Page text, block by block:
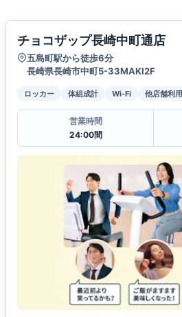
チョコザップ長崎中町通店
五島町駅から徒歩6分
長崎県長崎市中町5-33MAKI2F
ロッカー 体組成計 Wi-Fi 他店舗利用
営業時間
24:00間